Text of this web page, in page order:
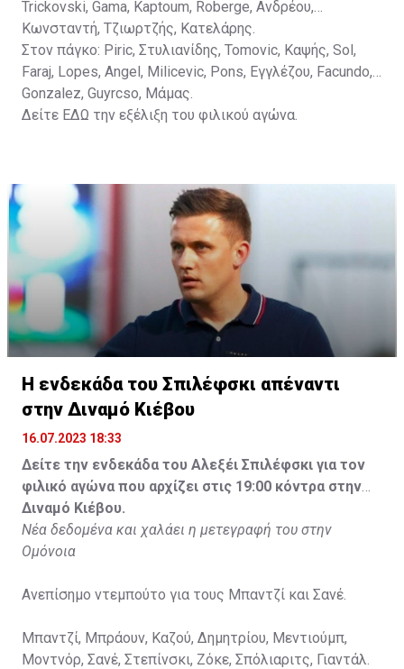
Trickovski, Gama, Κaptoum, Roberge, Aνδρέου,
Κωνσταντή, Τζιωρτζής, Κατελάρης.
Στον πάγκο: Piric, Στυλιανίδης, Tomovic, Καψής, Sol,
Faraj, Lopes, Angel, Milicevic, Pons, Εγγλέζου, Facundo,
Gonzalez, Guyrcso, Μάμας.
Δείτε ΕΔΩ την εξέλιξη του φιλικού αγώνα.
Η ενδεκάδα του Σπιλέφσκι απέναντι
στην Διναμό Κιέβου
16.07.2023 18:33
Δείτε την ενδεκάδα του Αλεξέι Σπιλέφσκι για τον
φιλικό αγώνα που αρχίζει στις 19:00 κόντρα στην
Διναμό Κιέβου.
Νέα δεδομένα και χαλάει η μετεγραφή του στην
Ομόνοια
Ανεπίσημο ντεμπούτο για τους Μπαντζί και Σανέ.
Μπαντζί, Μπράουν, Καζού, Δημητρίου, Μεντιούμπ,
Μοντνόρ, Σανέ, Στεπίνσκι, Ζόκε, Σπόλιαριτς, Γιαντάλ.